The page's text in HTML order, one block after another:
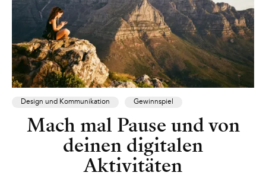
Design und Kommunikation Gewinnspiel
Mach mal Pause und von
deinen digitalen
Aktivitäten